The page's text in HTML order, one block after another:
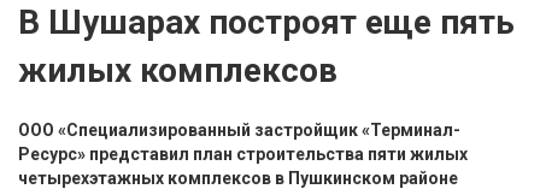
В Шушарах построят еще пять
жилых комплексов
ООО «Специализированный застройщик «Терминал-
Ресурс» представил план строительства пяти жилых
четырехэтажных комплексов в Пушкинском районе